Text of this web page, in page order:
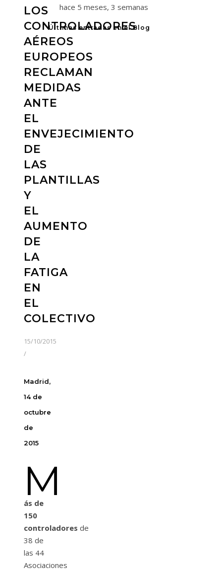
LOS
CONTROLADORES
AÉREOS
EUROPEOS
RECLAMAN
MEDIDAS
ANTE
EL
ENVEJECIMIENTO
DE
LAS
PLANTILLAS
Y
EL
AUMENTO
DE
LA
FATIGA
EN
EL
COLECTIVO
15/10/2015
/
Madrid,
14 de
octubre
de
2015
M
ás de
150
controladores de
38 de
las 44
Asociaciones
hace 5 meses, 3 semanas
Últimas entradas en el Blog